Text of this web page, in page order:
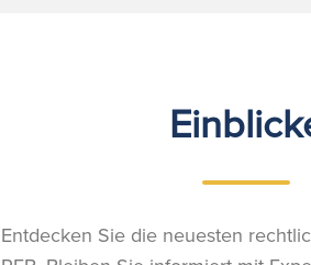
Entdecken Sie die neuesten